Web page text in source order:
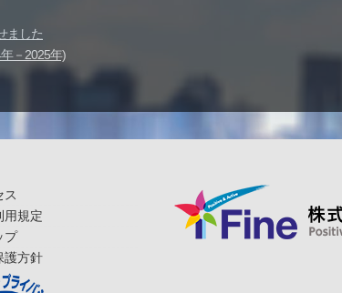
ました
－2025年)
ス
用規定
プ
護方針